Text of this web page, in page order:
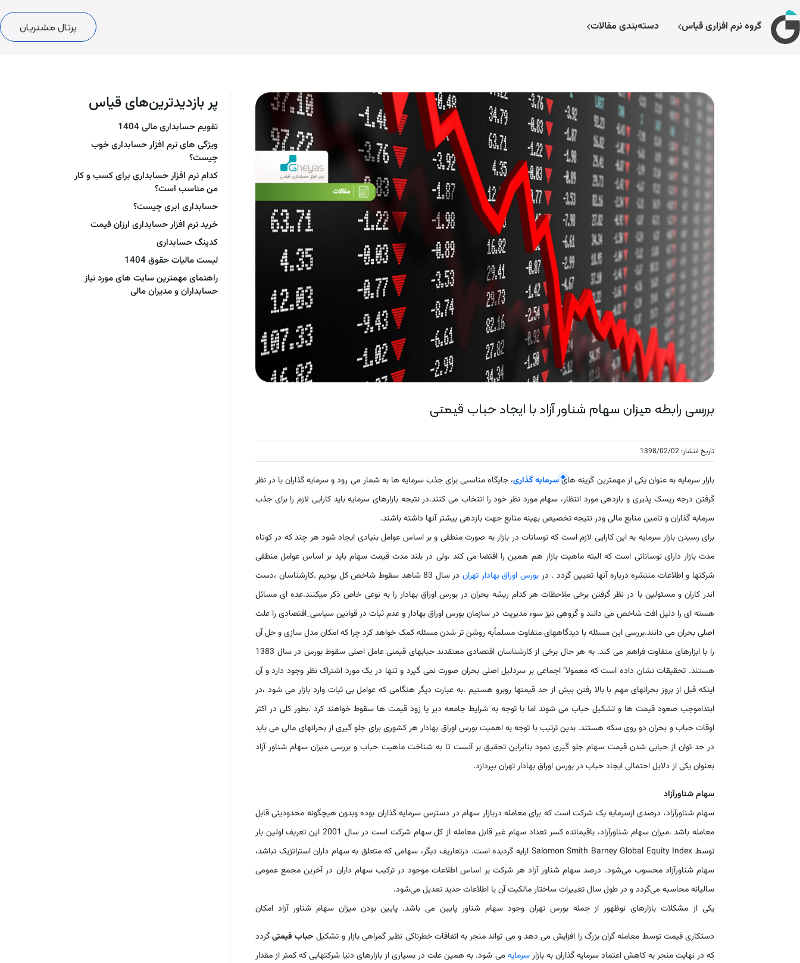
گروه نرم افزاری قیاس دسته‌بندی مقالات پرتال مشتریان
بررسی رابطه میزان سهام شناور آزاد با ایجاد حباب قیمتی
تاریخ انتشار: 1398/02/02
بازار سرمایه به عنوان یکی از مهمترین گزینه هایسرمایه گذاری، جایگاه مناسبی برای جذب سرمایه ها به شمار می رود و سرمایه گذاران با در نظر
گرفتن درجه ریسک پذیری و بازدهی مورد انتظار، سهام مورد نظر خود را انتخاب می کنند.در نتیجه بازارهای سرمایه باید کارایی لازم را برای جذب
سرمایه گذاران و تامین منابع مالی ودر نتیجه تخصیص بهینه منابع جهت بازدهی بیشتر آنها داشته باشند.
برای رسیدن بازار سرمایه به این کارایی لازم است که نوسانات در بازار به صورت منطقی و بر اساس عوامل بنیادی ایجاد شود هر چند که در کوتاه
مدت بازار دارای نوساناتی است که البته ماهیت بازار هم همین را اقتضا می کند ،ولی در بلند مدت قیمت سهام باید بر اساس عوامل منطقی
شرکتها و اطلاعات منتشره درباره آنها تعیین گردد . دربورس اوراق بهادار تهران
در سال 83 شاهد سقوط شاخص کل بودیم .کارشناسان ،دست
اندر کاران و مسئولین با در نظر گرفتن برخی ملاحظات هر کدام ریشه بحران در بورس اوراق بهادار را به نوعی خاص ذکر میکنند.عده ای مسائل
هسته ای را دلیل افت شاخص می دانند و گروهی نیز سوء مدیریت در سازمان بورس اوراق بهادار و عدم ثبات در قوانین سیاسی_اقتصادی را علت
اصلی بحران می دانند.بررسی این مسئله با دیدگاههای متفاوت مسلماًبه روشن تر شدن مسئله کمک خواهد کرد چرا که امکان مدل سازی و حل آن
را با ابزارهای متفاوت فراهم می کند. به هر حال برخی از کارشناسان اقتصادی معتقدند حبابهای قیمتی عامل اصلی سقوط بورس در سال 1383
هستند. تحقیقات نشان داده است که معمولا" اجماعی بر سردلیل اصلی بحران صورت نمی گیرد و تنها در یک مورد اشتراک نظر وجود دارد و آن
اینکه قبل از بروز بحرانهای مهم با بالا رفتن بیش از حد قیمتها روبرو هستیم .به عبارت دیگر هنگامی که عوامل بی ثبات وارد بازار می شود ،در
ابتداموجب صعود قیمت ها و تشکیل حباب می شوند اما با توجه به شرایط جامعه دیر یا زود قیمت ها سقوط خواهند کرد .بطور کلی در اکثر
اوقات حباب و بحران دو روی سکه هستند. بدین ترتیب با توجه به اهمیت بورس اوراق بهادار هر کشوری برای جلو گیری از بحرانهای مالی می باید
در حد توان از حبابی شدن قیمت سهام جلو گیری نمود بنابراین تحقیق بر آنست تا به شناخت ماهیت حباب و بررسی میزان سهام شناور آزاد
بعنوان یکی از دلایل احتمالی ایجاد حباب در بورس اوراق بهادار تهران بپردازد.
سهامشناورآزاد
سهام شناورآزاد، درصدی ازسرمایه یک شرکت است که برای معامله دربازار سهام در دسترس سرمایه گذاران بوده وبدون هیچگونه محدودیتی قابل
معامله باشد .میزان سهام شناورآزاد، باقیمانده کسر تعداد سهام غیر قابل معامله از کل سهام شرکت است در سال 2001 این تعریف اولین بار
توسط Salomon Smith Barney Global Equity Index ارایه گردیده است. درتعاریف دیگر، سهامی که متعلق به سهام داران استراتژیک نباشد،
سهام شناورآزاد محسوب می‌شود. درصد سهام شناور آزاد هر شرکت بر اساس اطلاعات موجود در ترکیب سهام داران در آخرین مجمع عمومی
سالیانه محاسبه می‌گردد و در طول سال تغییرات ساختار مالکیت آن با اطلاعات جدید تعدیل می‌شود.
یکی از مشکلات بازارهای نوظهور از جمله بورس تهران وجود سهام شناور پایین می باشد. پایین بودن میزان سهام شناور آزاد امکان
دستکاری قیمت توسط معامله گران بزرگ را افزایش می دهد و می تواند منجر به اتفاقات خطرناکی نظیر گمراهی بازار و تشکیل حباب قیمتیگردد
که در نهایت منجر به کاهش اعتماد سرمایه گذاران به بازارسرمایه می شود. به همین علت در بسیاری از بازارهای دنیا شرکتهایی که کمتر از مقدار
پر بازدیدترین‌های قیاس
تقویم حسابداری مالی 1404
ویژگی های نرم افزار حسابداری خوب
چیست؟
کدام نرم افزار حسابداری برای کسب و کار
من مناسب است؟
حسابداری ابری چیست؟
خرید نرم افزار حسابداری ارزان قیمت
کدینگ حسابداری
لیست مالیات حقوق 1404
راهنمای مهمترین سایت های مورد نیاز
حسابداران و مدیران مالی